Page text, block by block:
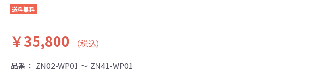
送料無料
￥35,800
（税込）
品番： ZN02-WP01 ～ ZN41-WP01